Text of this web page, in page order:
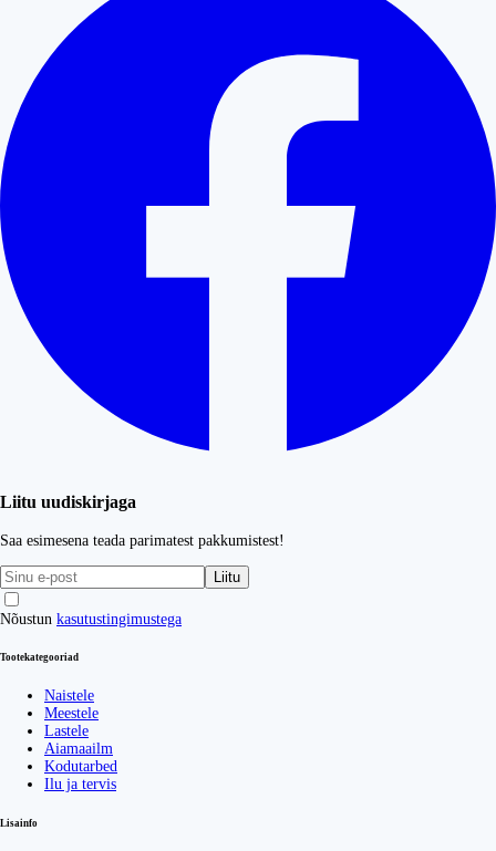
Liitu uudiskirjaga
Saa esimesena teada parimatest pakkumistest!
Liitu
Nõustun kasutustingimustega
Tootekategooriad
Naistele
Meestele
Lastele
Aiamaailm
Kodutarbed
Ilu ja tervis
Lisainfo